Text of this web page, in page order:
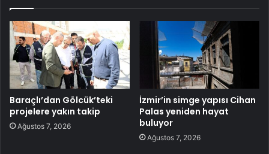
Baraçlı’dan Gölcük’teki
projelere yakın takip
Ağustos 7, 2026
İzmir’in simge yapısı Cihan
Palas yeniden hayat
buluyor
Ağustos 7, 2026